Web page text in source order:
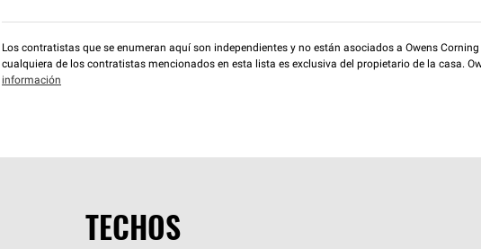
Los contratistas que se enumeran aquí son independientes y no están asociados a Owens
cualquiera de los contratistas mencionados en esta lista es exclusiva del propietario de la casa.
información
TECHOS